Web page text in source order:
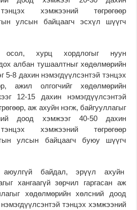
хэмжээний төгрөгөөр
улсын байцаагч эсхүл шүүгч
осол, хурц хордлогыг нуун
албан тушаалтныг хөдөлмөрийн
5-8 дахин нэмэгдүүлсэнтэй тэнцэх
ажил олгогчийг хөдөлмөрийн
12-15 дахин нэмэгдүүлсэнтэй
аж ахуйн нэгж, байгууллагыг
доод хэмжээг 40-50 дахин
хэмжээний төгрөгөөр
улсын байцаагч буюу шүүгч
байдал, эрүүл ахуйн
хангаагүй зөрчил гаргасан аж
хөдөлмөрийн хөлсний доод
тэнцэх хэмжээний